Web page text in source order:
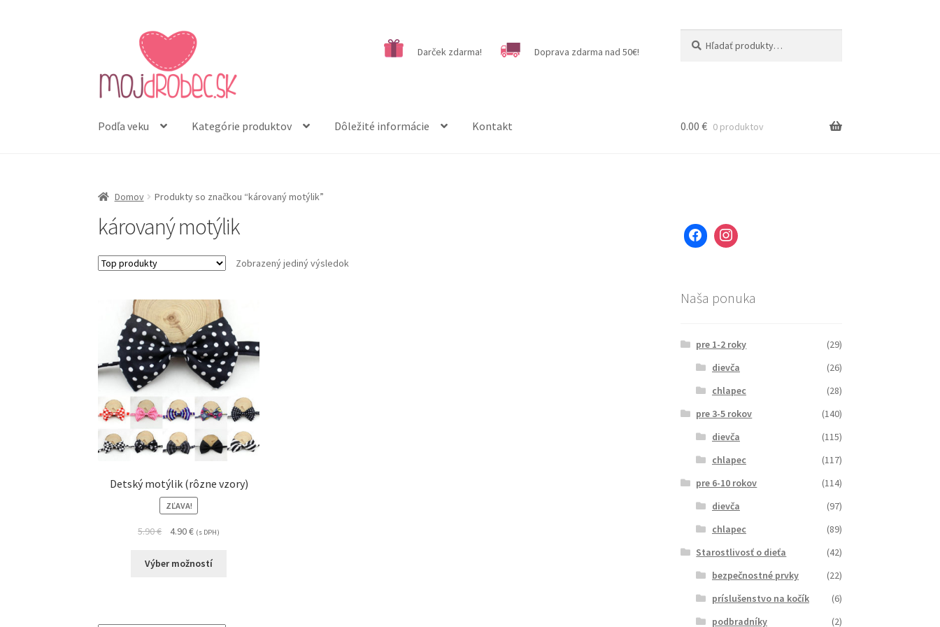
Preskočiť
navigáciu
Preskočiť
obsah
Darček zdarma! Doprava zdarma nad 50€!
Podľa veku Kategórie produktov Dôležité informácie Kontakt 0.00 € 0 produktov
Domov Produkty so značkou “károvaný motýlik”
károvaný motýlik
Zobrazený jediný výsledok
Detský motýlik (rôzne vzory)
ZĽAVA!
5.90€ 4.90€ (s DPH)
Výber možností
Naša ponuka
pre 1-2 roky
(29)
dievča
(26)
chlapec
(28)
pre 3-5 rokov
(140)
dievča
(115)
chlapec
(117)
pre 6-10 rokov
(114)
dievča
(97)
chlapec
(89)
Starostlivosť o dieťa
(42)
bezpečnostné prvky
(22)
príslušenstvo na kočík
(6)
podbradníky
(2)